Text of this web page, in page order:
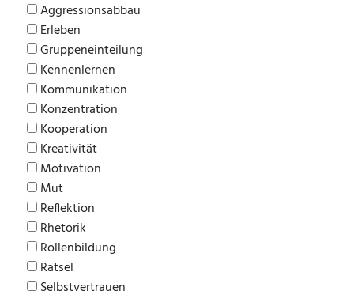
Aggressionsabbau
Erleben
Gruppeneinteilung
Kennenlernen
Kommunikation
Konzentration
Kooperation
Kreativität
Motivation
Mut
Reflektion
Rhetorik
Rollenbildung
Rätsel